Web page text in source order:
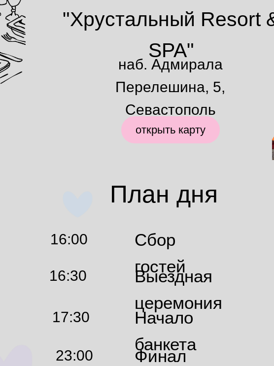
"Хрустальный Resort
SPA"
наб. Адмирала
Перелешина, 5,
Севастополь
открыть карту
План дня
Сбор
гостей
16:00
16:30
17:30
23:00
Финал
Начало
банкета
Выездная
церемония